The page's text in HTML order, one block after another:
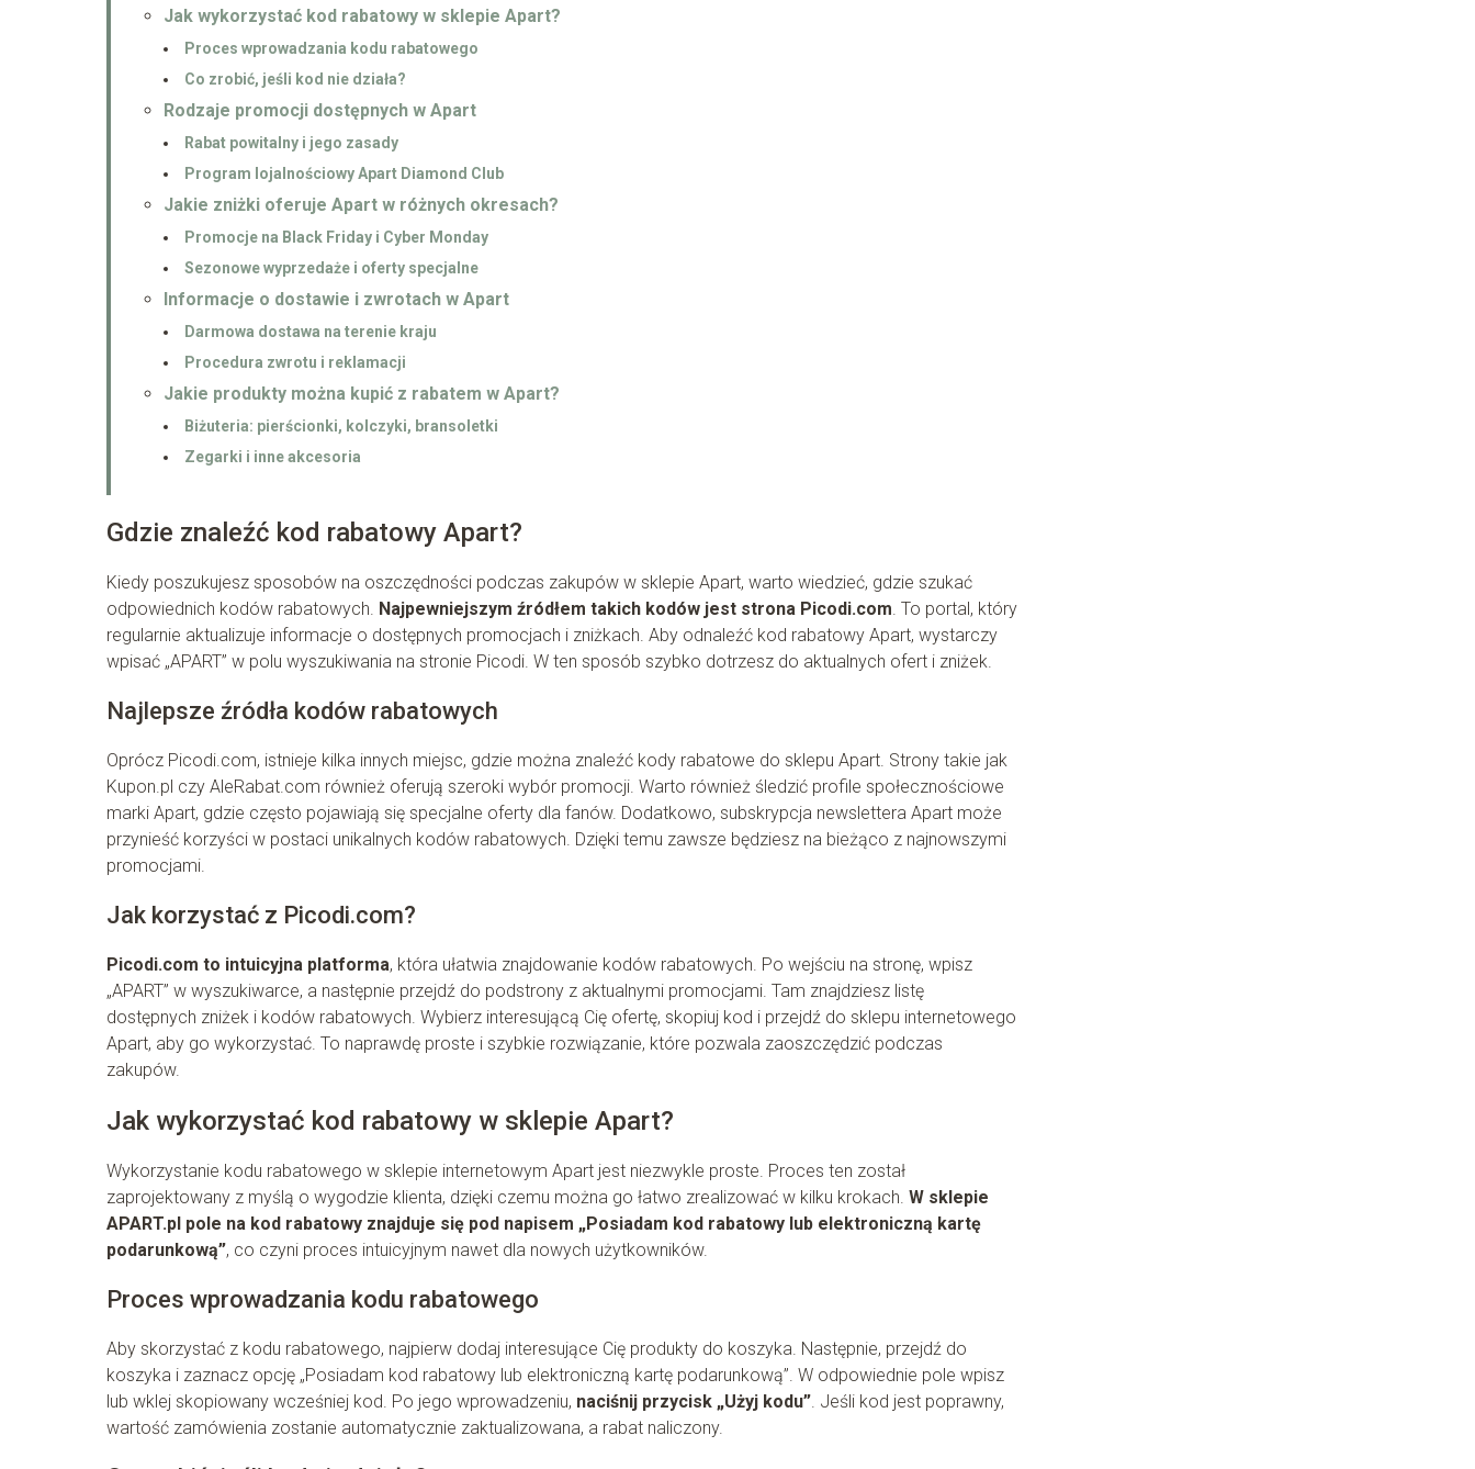
Jak wykorzystać kod rabatowy w sklepie Apart?
Proces wprowadzania kodu rabatowego
Co zrobić, jeśli kod nie działa?
Rodzaje promocji dostępnych w Apart
Rabat powitalny i jego zasady
Program lojalnościowy Apart Diamond Club
Jakie zniżki oferuje Apart w różnych okresach?
Promocje na Black Friday i Cyber Monday
Sezonowe wyprzedaże i oferty specjalne
Informacje o dostawie i zwrotach w Apart
Darmowa dostawa na terenie kraju
Procedura zwrotu i reklamacji
Jakie produkty można kupić z rabatem w Apart?
Biżuteria: pierścionki, kolczyki, bransoletki
Zegarki i inne akcesoria
Gdzie znaleźć kod rabatowy Apart?
Kiedy poszukujesz sposobów na oszczędności podczas zakupów w sklepie Apart, warto wiedzieć, gdzie szukać
odpowiednich kodów rabatowych. Najpewniejszym źródłem takich kodów jest strona Picodi.com . To portal, który
regularnie aktualizuje informacje o dostępnych promocjach i zniżkach. Aby odnaleźć kod rabatowy Apart, wystarczy
wpisać „APART” w polu wyszukiwania na stronie Picodi. W ten sposób szybko dotrzesz do aktualnych ofert i zniżek.
Najlepsze źródła kodów rabatowych
Oprócz Picodi.com, istnieje kilka innych miejsc, gdzie można znaleźć kody rabatowe do sklepu Apart. Strony takie jak
Kupon.pl czy AleRabat.com również oferują szeroki wybór promocji. Warto również śledzić profile społecznościowe
marki Apart, gdzie często pojawiają się specjalne oferty dla fanów. Dodatkowo, subskrypcja newslettera Apart może
przynieść korzyści w postaci unikalnych kodów rabatowych. Dzięki temu zawsze będziesz na bieżąco z najnowszymi
promocjami.
Jak korzystać z Picodi.com?
Picodi.com to intuicyjna platforma, która ułatwia znajdowanie kodów rabatowych. Po wejściu na stronę, wpisz
„APART” w wyszukiwarce, a następnie przejdź do podstrony z aktualnymi promocjami. Tam znajdziesz listę
dostępnych zniżek i kodów rabatowych. Wybierz interesującą Cię ofertę, skopiuj kod i przejdź do sklepu internetowego
Apart, aby go wykorzystać. To naprawdę proste i szybkie rozwiązanie, które pozwala zaoszczędzić podczas
zakupów.
Jak wykorzystać kod rabatowy w sklepie Apart?
Wykorzystanie kodu rabatowego w sklepie internetowym Apart jest niezwykle proste. Proces ten został
zaprojektowany z myślą o wygodzie klienta, dzięki czemu można go łatwo zrealizować w kilku krokach. W sklepie
APART.pl pole na kod rabatowy znajduje się pod napisem „Posiadam kod rabatowy lub elektroniczną kartę
podarunkową”, co czyni proces intuicyjnym nawet dla nowych użytkowników.
Proces wprowadzania kodu rabatowego
Aby skorzystać z kodu rabatowego, najpierw dodaj interesujące Cię produkty do koszyka. Następnie, przejdź do
koszyka i zaznacz opcję „Posiadam kod rabatowy lub elektroniczną kartę podarunkową”. W odpowiednie pole wpisz
lub wklej skopiowany wcześniej kod. Po jego wprowadzeniu, naciśnij przycisk „Użyj kodu” . Jeśli kod jest poprawny,
wartość zamówienia zostanie automatycznie zaktualizowana, a rabat naliczony.